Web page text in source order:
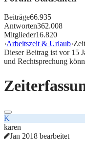
Beiträge66.935
Antworten362.008
Mitglieder16.820
›Arbeitszeit & Urlaub›
Dieser Beitrag ist vor 15
und Rechtsprechung
K
karen
Jan 2018 bearbeitet